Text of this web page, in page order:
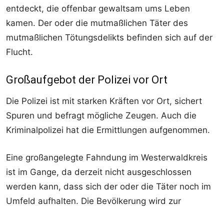
entdeckt, die offenbar gewaltsam ums Leben
kamen. Der oder die mutmaßlichen Täter des
mutmaßlichen Tötungsdelikts befinden sich auf der
Flucht.
Großaufgebot der Polizei vor Ort
Die Polizei ist mit starken Kräften vor Ort, sichert
Spuren und befragt mögliche Zeugen. Auch die
Kriminalpolizei hat die Ermittlungen aufgenommen.
Eine großangelegte Fahndung im Westerwaldkreis
ist im Gange, da derzeit nicht ausgeschlossen
werden kann, dass sich der oder die Täter noch im
Umfeld aufhalten. Die Bevölkerung wird zur